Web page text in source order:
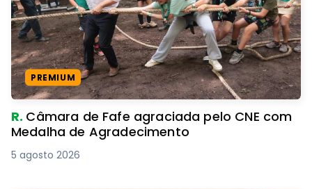
PREMIUM
R. Câmara de Fafe agraciada pelo CNE com
Medalha de Agradecimento
5 agosto 2026